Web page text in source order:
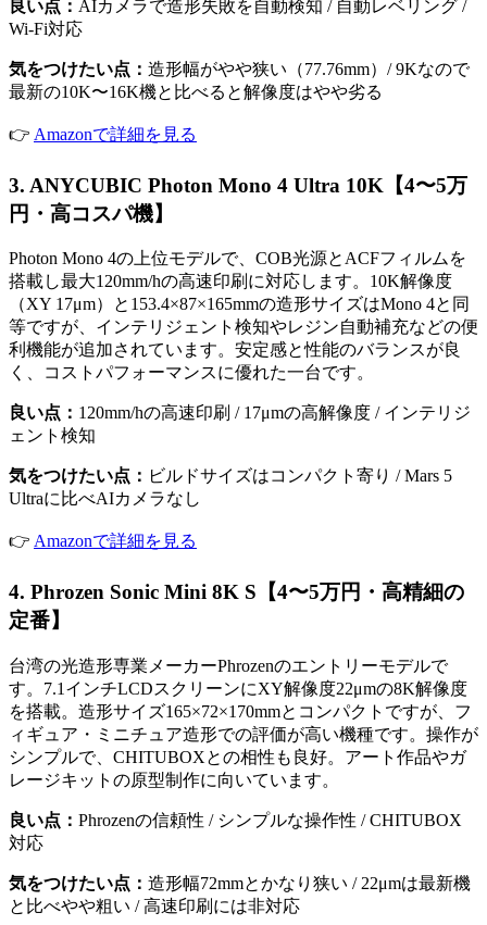
良い点： AIカメラで造形失敗を自動検知 / 自動レベリング /
Wi-Fi対応
気をつけたい点： 造形幅がやや狭い（77.76mm）/ 9Kなので
最新の10K〜16K機と比べると解像度はやや劣る
👉 Amazonで詳細を見る
3. ANYCUBIC Photon Mono 4 Ultra 10K【4〜5万
円・高コスパ機】
Photon Mono 4の上位モデルで、COB光源とACFフィルムを
搭載し最大120mm/hの高速印刷に対応します。10K解像度
（XY 17μm）と153.4×87×165mmの造形サイズはMono 4と同
等ですが、インテリジェント検知やレジン自動補充などの便
利機能が追加されています。安定感と性能のバランスが良
く、コストパフォーマンスに優れた一台です。
良い点： 120mm/hの高速印刷 / 17μmの高解像度 / インテリジ
ェント検知
気をつけたい点： ビルドサイズはコンパクト寄り / Mars 5
Ultraに比べAIカメラなし
👉 Amazonで詳細を見る
4. Phrozen Sonic Mini 8K S【4〜5万円・高精細の
定番】
台湾の光造形専業メーカーPhrozenのエントリーモデルで
す。7.1インチLCDスクリーンにXY解像度22μmの8K解像度
を搭載。造形サイズ165×72×170mmとコンパクトですが、フ
ィギュア・ミニチュア造形での評価が高い機種です。操作が
シンプルで、CHITUBOXとの相性も良好。アート作品やガ
レージキットの原型制作に向いています。
良い点： Phrozenの信頼性 / シンプルな操作性 / CHITUBOX
対応
気をつけたい点： 造形幅72mmとかなり狭い / 22μmは最新機
と比べやや粗い / 高速印刷には非対応